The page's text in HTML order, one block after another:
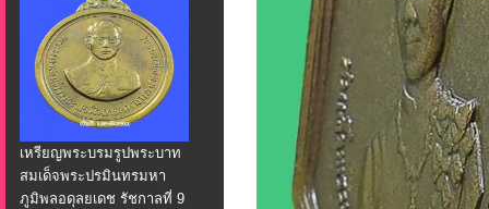
เหรียญพระบรมรูปพระบาท
สมเด็จพระปรมินทรมหา
ภูมิพลอดุลยเดช รัชกาลที่ 9